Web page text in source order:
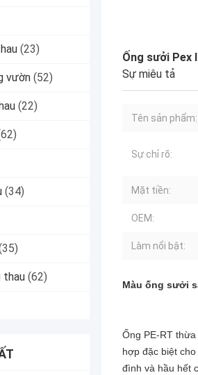
(23)
vườn (52)
(22)
(34)
thau (62)
Ống sưởi Pex
Sự miêu tả
Tên sản phẩm:
Sự chỉ rõ:
Mặt tiền:
OEM:
Làm nổi bật:
Màu ống sưởi
Ống PE-RT
hợp đặc biệt
đình và hầu hết